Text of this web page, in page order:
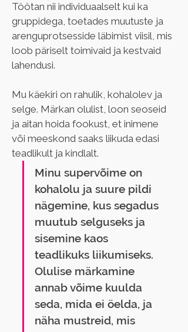
Töötan nii individuaalselt kui ka
gruppidega, toetades muutuste ja
arenguprotsesside läbimist viisil, mis
loob päriselt toimivaid ja kestvaid
lahendusi.
Mu käekiri on rahulik, kohalolev ja
selge. Märkan olulist, loon seoseid
ja aitan hoida fookust, et inimene
või meeskond saaks liikuda edasi
teadlikult ja kindlalt.
Minu supervõime on
kohalolu ja suure pildi
nägemine, kus segadus
muutub selguseks ja
sisemine kaos
teadlikuks liikumiseks.
Olulise märkamine
annab võime kuulda
seda, mida ei öelda, ja
näha mustreid, mis